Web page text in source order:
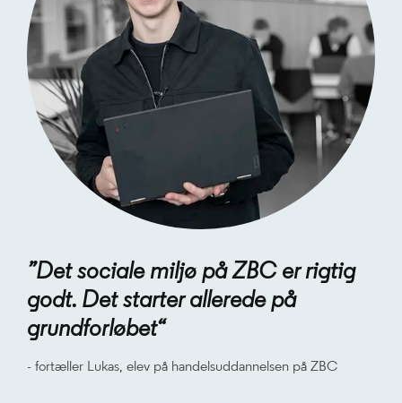
”Det sociale miljø på ZBC er rigtig
godt. Det starter allerede på
grundforløbet“
- fortæller Lukas, elev på handelsuddannelsen på ZBC